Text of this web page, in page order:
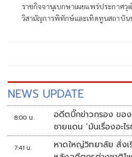
ราชกิจจานุเบกษาเผยแพร่ประกาศวุ
วิสามัญการพิทักษ์และเทิดทูนสถาบั
NEWS UPDATE
8:00 น.
อดีตบิ๊กข่าวกรอง ขอ
ชายแดน ‘มันเรื่องอะไ
7:41 น.
หาดใหญ่วิทยาลัย สั่งเ